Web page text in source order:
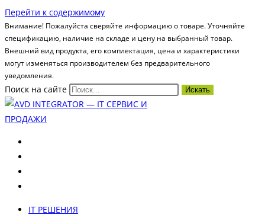
Перейти к содержимому
Внимание! Пожалуйста сверяйте информацию о товаре. Уточняйте
спецификацию, наличие на складе и цену на выбранный товар.
Внешний вид продукта, его комплектация, цена и характеристики
могут изменяться производителем без предварительного
уведомления.
Поиск на сайте Искать
IT РЕШЕНИЯ